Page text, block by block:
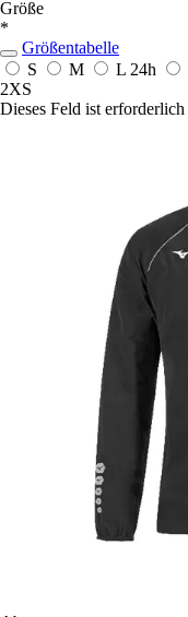
Größe
*
Größentabelle
S
M L 24h
2XS
Dieses Feld ist erforderlich